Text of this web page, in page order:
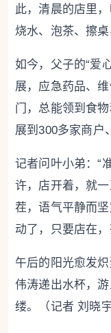
此，清晨的店里
烧水、泡茶、擦桌
如今，父子的“爱
展，应急药品、
门，总能领到食
展到300多家商户
记者问叶小弟：“
许，店开着，就
茬，语气平静而
动了，只要店在
午后的阳光愈发
伟涛递出水杯，
缕。（记者 刘晓宇